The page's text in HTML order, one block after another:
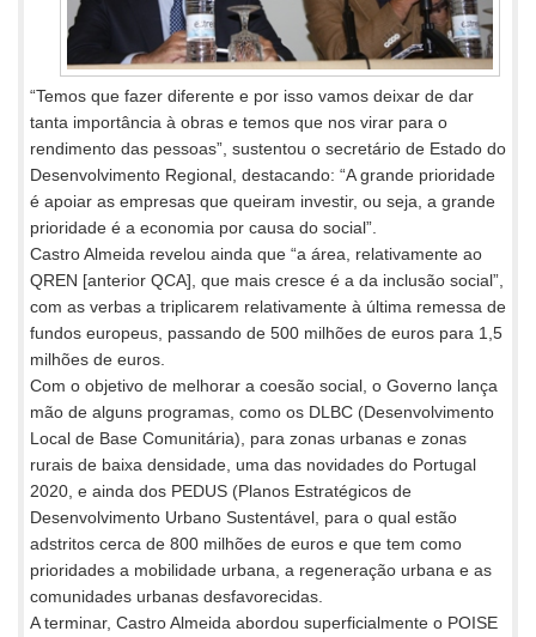
“Temos que fazer diferente e por isso vamos deixar de dar
tanta importância à obras e temos que nos virar para o
rendimento das pessoas”, sustentou o secretário de Estado do
Desenvolvimento Regional, destacando: “A grande prioridade
é apoiar as empresas que queiram investir, ou seja, a grande
prioridade é a economia por causa do social”.
Castro Almeida revelou ainda que “a área, relativamente ao
QREN [anterior QCA], que mais cresce é a da inclusão social”,
com as verbas a triplicarem relativamente à última remessa de
fundos europeus, passando de 500 milhões de euros para 1,5
milhões de euros.
Com o objetivo de melhorar a coesão social, o Governo lança
mão de alguns programas, como os DLBC (Desenvolvimento
Local de Base Comunitária), para zonas urbanas e zonas
rurais de baixa densidade, uma das novidades do Portugal
2020, e ainda dos PEDUS (Planos Estratégicos de
Desenvolvimento Urbano Sustentável, para o qual estão
adstritos cerca de 800 milhões de euros e que tem como
prioridades a mobilidade urbana, a regeneração urbana e as
comunidades urbanas desfavorecidas.
A terminar, Castro Almeida abordou superficialmente o POISE